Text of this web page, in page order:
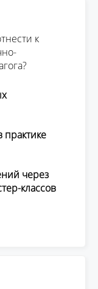
к
практике
через
классов